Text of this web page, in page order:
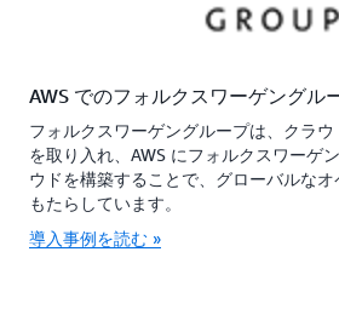
AWS でのフォルクスワーゲングル
フォルクスワーゲングループは、クラ
を取り入れ、AWS にフォルクスワーゲ
ウドを構築することで、グローバルな
もたらしています。
導入事例を読む »